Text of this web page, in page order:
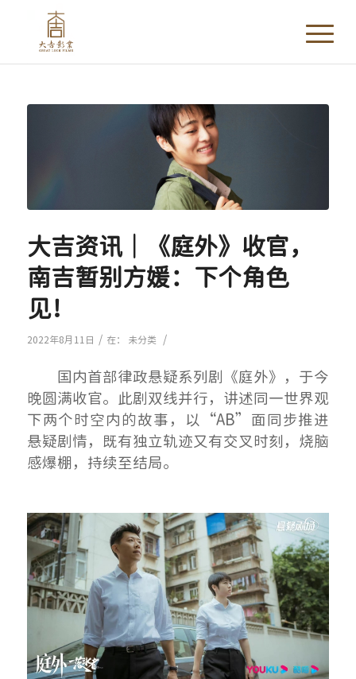
大吉资讯｜《庭外》收官，
南吉暂别方媛：下个角色
见！
2022年8月11日 / 在： 未分类 /
国内首部律政悬疑系列剧《庭外》，于今
晚圆满收官。此剧双线并行，讲述同一世界观
下两个时空内的故事，以“AB”面同步推进
悬疑剧情，既有独立轨迹又有交叉时刻，烧脑
感爆棚，持续至结局。